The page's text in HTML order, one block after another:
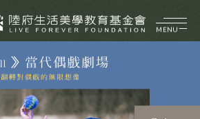
MENU
企業介紹
ABOUT
美好理願
品牌價值